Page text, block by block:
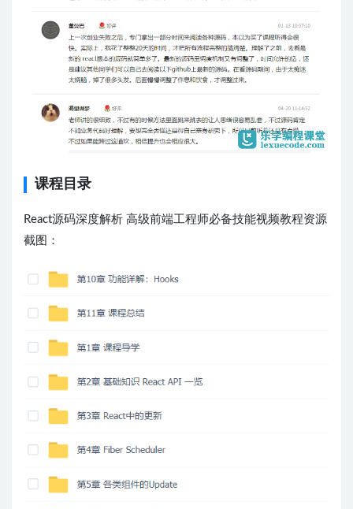
课程目录
React源码深度解析 高级前端工程师必备技能视频教程资源
截图：